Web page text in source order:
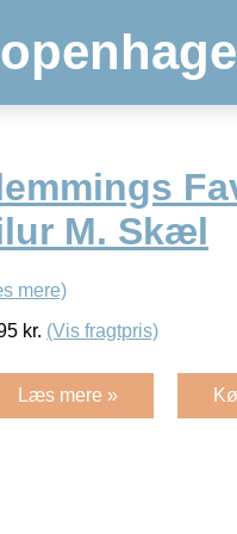
M. Skæl
mere)
kr. (Vis fragtpris)
Læs mere »